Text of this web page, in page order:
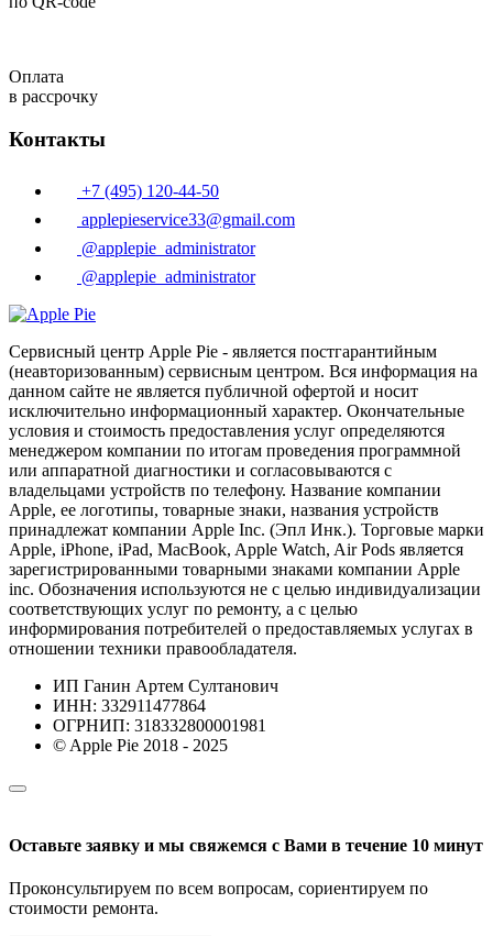
Оплата
в рассрочку
Контакты
+7 (495) 120-44-50
applepieservice33@gmail.com
@applepie_administrator
@applepie_administrator
Сервисный центр Apple Pie - является постгарантийным
(неавторизованным) сервисным центром. Вся информация на
данном сайте не является публичной офертой и носит
исключительно информационный характер. Окончательные
условия и стоимость предоставления услуг определяются
менеджером компании по итогам проведения программной
или аппаратной диагностики и согласовываются с
владельцами устройств по телефону. Название компании
Apple, ее логотипы, товарные знаки, названия устройств
принадлежат компании Apple Inc. (Эпл Инк.). Торговые марки
Apple, iPhone, iPad, MacBook, Apple Watch, Air Pods является
зарегистрированными товарными знаками компании Apple
inc. Обозначения используются не с целью индивидуализации
соответствующих услуг по ремонту, а с целью
информирования потребителей о предоставляемых услугах в
отношении техники правообладателя.
ИП Ганин Артем Султанович
ИНН: 332911477864
ОГРНИП: 318332800001981
© Apple Pie 2018 - 2025
Оставьте заявку и мы свяжемся с Вами в течение 10 минут
Проконсультируем по всем вопросам, сориентируем по
стоимости ремонта.